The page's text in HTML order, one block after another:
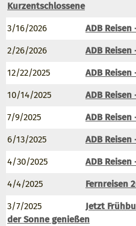
Kurzentschlossene
3/16/2026 ADB
2/26/2026 ADB
12/22/2025 ADB
10/14/2025 ADB
7/9/2025 ADB
6/13/2025 ADB
4/30/2025 ADB
4/4/2025 Fernreisen
3/7/2025
Jetzt
der Sonne genießen